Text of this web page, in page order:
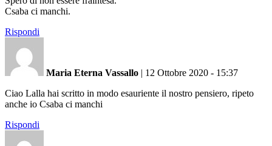
Csaba ci manchi.
Rispondi
Maria Eterna Vassallo | 12 Ottobre 2020 - 15:37
Ciao Lalla hai scritto in modo esauriente il nostro pensiero, ripeto
anche io Csaba ci manchi
Rispondi